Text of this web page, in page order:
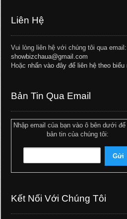
Liên Hệ
Vui lòng liên hệ với chúng tôi qua email:
showbizchaua@gmail.com
Hoặc nhấn vào đây để liên hệ theo biểu
Bản Tin Qua Email
Nhập email của bạn vào ô bên dưới để
bản tin của chúng tôi:
Kết Nối Với Chúng Tôi